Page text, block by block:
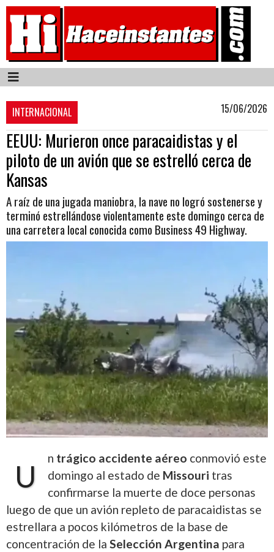
INTERNACIONAL 15/06/2026
EEUU: Murieron once paracaidistas y el
piloto de un avión que se estrelló cerca de
Kansas
A raíz de una jugada maniobra, la nave no logró sostenerse y
terminó estrellándose violentamente este domingo cerca de
una carretera local conocida como Business 49 Highway.
U
n trágico accidente aéreo conmovió este
domingo al estado de Missouri tras
confirmarse la muerte de doce personas
luego de que un avión repleto de paracaidistas se
estrellara a pocos kilómetros de la base de
concentración de la Selección Argentina para